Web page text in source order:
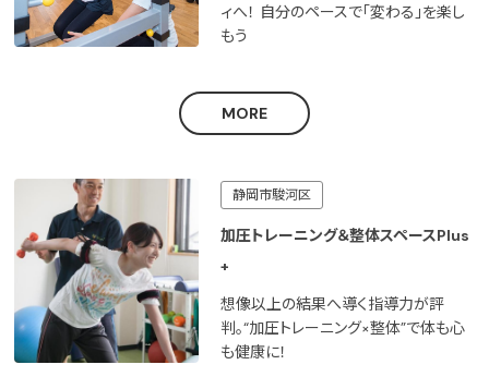
ィへ！ 自分のペースで「変わる」を楽し
もう
MORE
静岡市駿河区
加圧トレーニング＆整体スペースPlus
+
想像以上の結果へ導く指導力が評
判。“加圧トレーニング×整体”で体も心
も健康に！